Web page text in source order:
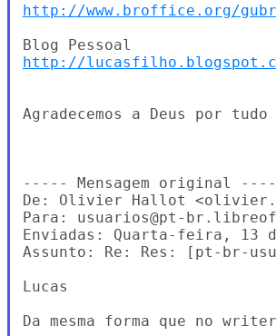
http://www.broffice.org/
http://
Agradecemos a Deus por tudo
----- Mensagem original ----
De: Olivier Hallot
Para: usuarios@pt-
Enviadas: Quarta-feira, 13
Assunto: Re: Res: [pt-br-
Lucas
Da mesma forma que no